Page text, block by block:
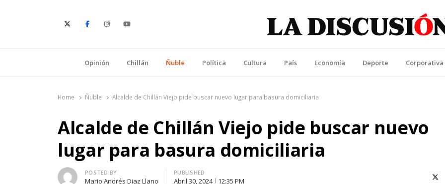
Opinión Chillán Ñuble Política Cultura País Economía Deporte Corporativa
Home Ñuble Alcalde de Chillán Viejo pide buscar nuevo lugar para basura domiciliaria
Alcalde de Chillán Viejo pide buscar nuevo
lugar para basura domiciliaria
Author
POSTED BY
Mario Andrés Diaz Llano
PUBLISHED
Abril 30, 2024 12:35 PM X